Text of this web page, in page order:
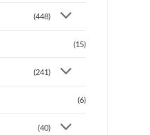
(448)
(15)
(241)
(6)
(40)